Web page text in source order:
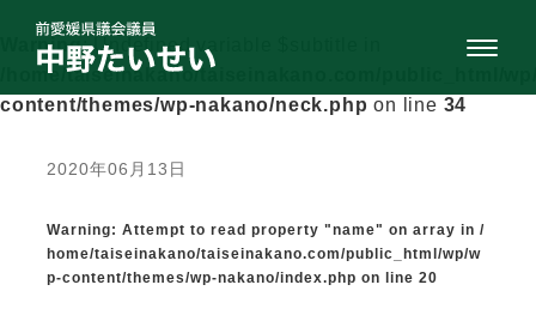
Warning: Undefined variable $subtitle in
/home/taiseinakano/taiseinakano.com/public_html/
content/themes/wp-nakano/neck.php on line 34
2020年06月13日
Warning: Attempt to read property "name" on array in /
home/taiseinakano/taiseinakano.com/public_html/wp/w
p-content/themes/wp-nakano/index.php on line 20